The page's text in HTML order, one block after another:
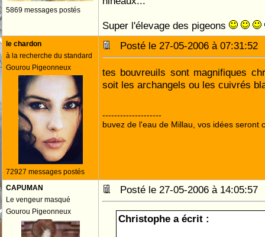
5869 messages postés
Super l'élevage des pigeons
le chardon
à la recherche du standard
Gourou Pigeonneux
72927 messages postés
Posté le 27-05-2006 à
tes bouvreuils sont magnifiques
soit les archangels ou les cuivrés
--------------------
buvez de l'eau de Millau, vos idées seront
CAPUMAN
Le vengeur masqué
Gourou Pigeonneux
Posté le 27-05-2006 à
Christophe a écrit :